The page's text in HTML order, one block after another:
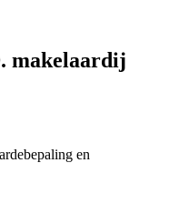
makelaardij
en